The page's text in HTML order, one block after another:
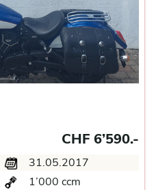
CHF 6’590.-
31.05.2017
1’000 ccm